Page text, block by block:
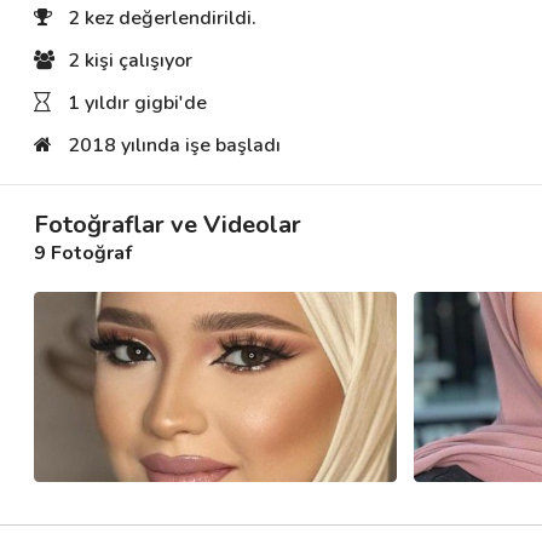
Blog
2 kez değerlendirildi.
2 kişi çalışıyor
1 yıldır gigbi'de
2018 yılında işe başladı
Fotoğraflar ve Videolar
9 Fotoğraf